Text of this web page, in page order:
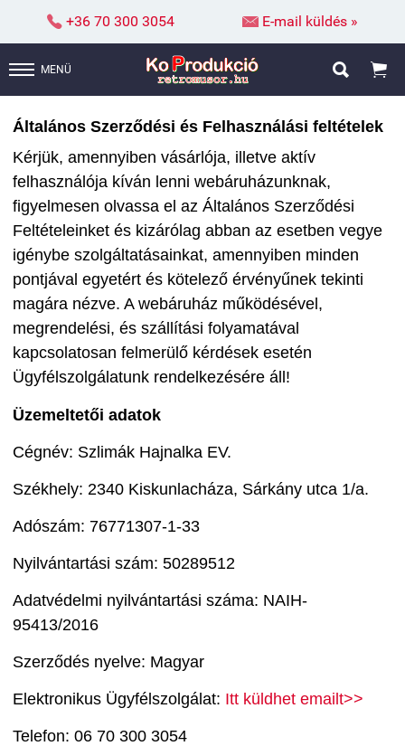
 +36 70 300 3054  E-mail küldés »
MENÜ  
Általános Szerződési és Felhasználási feltételek
Kérjük, amennyiben vásárlója, illetve aktív
felhasználója kíván lenni webáruházunknak,
figyelmesen olvassa el az Általános Szerződési
Feltételeinket és kizárólag abban az esetben vegye
igénybe szolgáltatásainkat, amennyiben minden
pontjával egyetért és kötelező érvényűnek tekinti
magára nézve. A webáruház működésével,
megrendelési, és szállítási folyamatával
kapcsolatosan felmerülő kérdések esetén
Ügyfélszolgálatunk rendelkezésére áll!
Üzemeltetői adatok
Cégnév: Szlimák Hajnalka EV.
Székhely: 2340 Kiskunlacháza, Sárkány utca 1/a.
Adószám: 76771307-1-33
Nyilvántartási szám: 50289512
Adatvédelmi nyilvántartási száma: NAIH-
95413/2016
Szerződés nyelve: Magyar
Elektronikus Ügyfélszolgálat: Itt küldhet emailt>>
Telefon: 06 70 300 3054